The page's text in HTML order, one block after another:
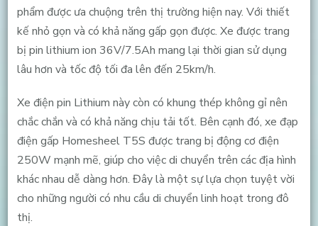
phẩm được ưa chuộng trên thị trường hiện nay. Với thiết
kế nhỏ gọn và có khả năng gấp gọn được. Xe được trang
bị pin lithium ion 36V/7.5Ah mang lại thời gian sử dụng
lâu hơn và tốc độ tối đa lên đến 25km/h.
Xe điện pin Lithium này còn có khung thép không gỉ nên
chắc chắn và có khả năng chịu tải tốt. Bên cạnh đó, xe đạp
điện gấp Homesheel T5S được trang bị động cơ điện
250W mạnh mẽ, giúp cho việc di chuyển trên các địa hình
khác nhau dễ dàng hơn. Đây là một sự lựa chọn tuyệt vời
cho những người có nhu cầu di chuyển linh hoạt trong đô
thị.